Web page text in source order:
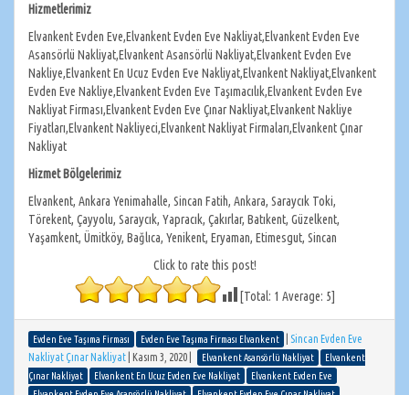
Hizmetlerimiz
Elvankent Evden Eve,Elvankent Evden Eve Nakliyat,Elvankent Evden Eve
Asansörlü Nakliyat,Elvankent Asansörlü Nakliyat,Elvankent Evden Eve
Nakliye,Elvankent En Ucuz Evden Eve Nakliyat,Elvankent Nakliyat,Elvankent
Evden Eve Nakliye,Elvankent Evden Eve Taşımacılık,Elvankent Evden Eve
Nakliyat Firması,Elvankent Evden Eve Çınar Nakliyat,Elvankent Nakliye
Fiyatları,Elvankent Nakliyeci,Elvankent Nakliyat Firmaları,Elvankent Çınar
Nakliyat
Hizmet Bölgelerimiz
Elvankent, Ankara Yenimahalle, Sincan Fatih, Ankara, Saraycık Toki,
Törekent, Çayyolu, Saraycık, Yapracık, Çakırlar, Batıkent, Güzelkent,
Yaşamkent, Ümitköy, Bağlıca, Yenikent, Eryaman, Etimesgut, Sincan
Click to rate this post!
[Total: 1 Average: 5]
Evden Eve Taşıma Firması Evden Eve Taşıma Firması Elvankent
Sincan Evden Eve
Nakliyat Çınar Nakliyat
Kasım 3, 2020 Elvankent Asansörlü Nakliyat
Elvankent
Çınar Nakliyat
Elvankent En Ucuz Evden Eve Nakliyat
Elvankent Evden Eve